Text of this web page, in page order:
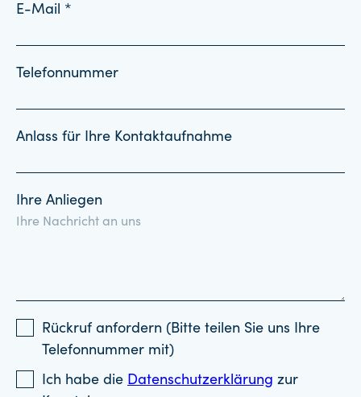
E-Mail *
Telefonnummer
Anlass für Ihre Kontaktaufnahme
Ihre Anliegen
Rückruf anfordern (Bitte teilen Sie uns Ihre
Telefonnummer mit)
Ich habe die Datenschutzerklärung zur